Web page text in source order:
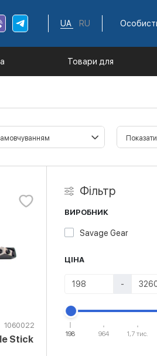
UA RU
Товари для
Фільтр
ВИРОБНИК
Savage Gear
ЦІНА
-
198 964 1,7 тис.
1060022
Stick